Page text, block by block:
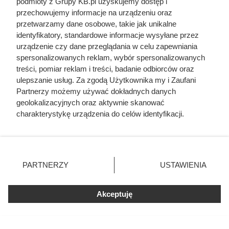
się już od 850 zł/t. Zdecydowanie więcej trzeba zapłacić za
węgiel z półki premium, który może kosztować nawet
1300–1400 zł/t.
przechowujemy informacje na urządzeniu oraz
przetwarzamy dane osobowe, takie jak unikalne
identyfikatory, standardowe informacje wysyłane przez
urządzenie czy dane przeglądania w celu zapewniania
spersonalizowanych reklam, wybór spersonalizowanych
treści, pomiar reklam i treści, badanie odbiorców oraz
ulepszanie usług. Za zgodą Użytkownika my i Zaufani
Partnerzy możemy używać dokładnych danych
geolokalizacyjnych oraz aktywnie skanować
charakterystykę urządzenia do celów identyfikacji.
zmienić/wycofać klikając przycisk ustawień prywatności
znajdujący się w lewym dolnym rogu strony. Niektóre
użytkownika, ale masz prawo sprzeciwić się takiemu
przetwarzaniu. Preferencje będą miały zastosowania tylko
PARTNERZY USTAWIENIA
Akceptuję